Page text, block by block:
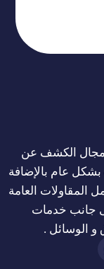
مجال الكشف عن
بشكل عام بالإضافة
المقاولات العامة
جانب خدمات
و الوسائل .